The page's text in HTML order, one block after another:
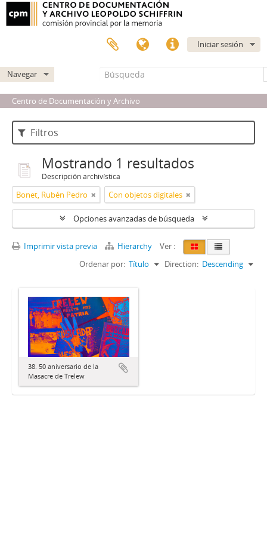
Iniciar sesión
Navegar
Centro de Documentación y Archivo
Filtros
Mostrando 1 resultados
Descripción archivística
Bonet, Rubén Pedro Con objetos digitales
Opciones avanzadas de búsqueda
Imprimir vista previa Hierarchy
Ver :
Ordenar por: Título Direction: Descending
38. 50 aniversario de la
Masacre de Trelew